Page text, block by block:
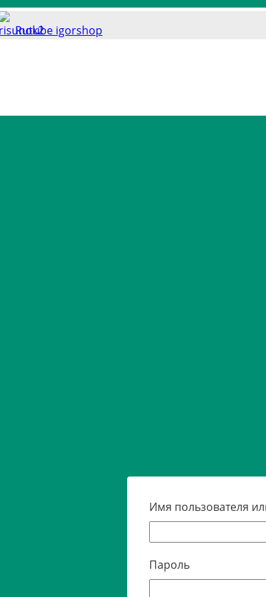
Rutube igorshop
Имя пользователя
Пароль